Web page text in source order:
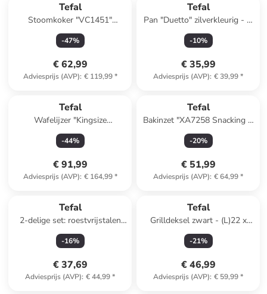
Tefal
Stoomkoker "VC1451"
zilverkleurig/wit
-47%
€ 62,99
Adviesprijs (AVP): € 119,99*
Tefal
Pan "Duetto" zilverkleurig - Ø
24 cm
-10%
€ 35,99
Adviesprijs (AVP): € 39,99*
Tefal
Wafelijzer "Kingsize
WM756D12"
zwart/zilverkleurig
-44%
€ 91,99
Adviesprijs (AVP): € 164,99*
Tefal
Bakinzet "XA7258 Snacking &
Baking" voor de OptiGrill
zwart - 1,6 l
-20%
€ 51,99
Adviesprijs (AVP): € 64,99*
Tefal
2-delige set: roestvrijstalen
pan met deksel "Duetto" - Ø
16 cm
-16%
€ 37,69
Adviesprijs (AVP): € 44,99*
Tefal
Grilldeksel zwart - (L)22 x
(B)22 cm
-21%
€ 46,99
Adviesprijs (AVP): € 59,99*